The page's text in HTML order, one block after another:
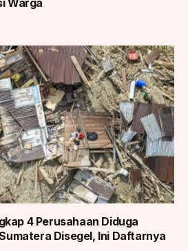
4 Perusahaan Diduga
Disegel, Ini Daftarnya